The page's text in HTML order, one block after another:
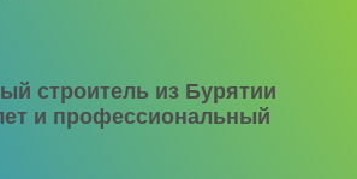
строитель из Бурятии
и профессиональный